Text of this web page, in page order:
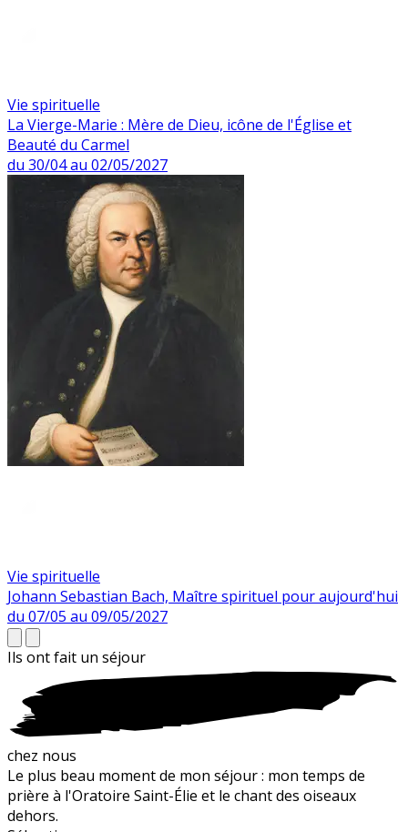
Vie spirituelle
La Vierge-Marie : Mère de Dieu, icône de l'Église et
Beauté du Carmel
du 30/04 au 02/05/2027
Vie spirituelle
Johann Sebastian Bach, Maître spirituel pour aujourd'hui
du 07/05 au 09/05/2027
Ils ont fait un séjour
chez nous
Le plus beau moment de mon séjour : mon temps de
prière à l'Oratoire Saint-Élie et le chant des oiseaux
dehors.